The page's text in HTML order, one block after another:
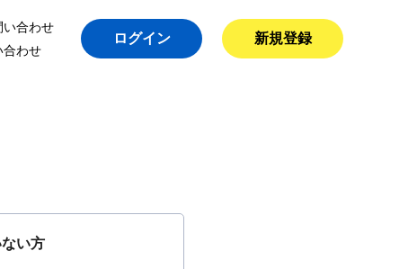
い合わせ
合わせ
ログイン 新規登録
い方